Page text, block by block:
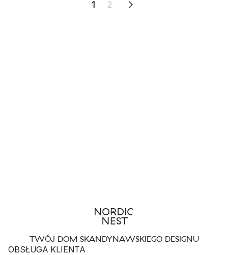
1 2
TWÓJ DOM SKANDYNAWSKIEGO DESIGNU
OBSŁUGA KLIENTA